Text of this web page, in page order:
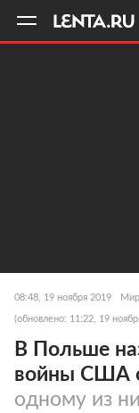
08:48, 19 ноября 2019 Мир
(обновлено: 11:22, 19
В Польше
войны США
одному из